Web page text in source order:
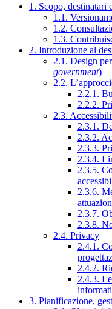
1. Scopo, destinatari
1.1.
1.2.
1.3.
2. Introduzione al
2.1. Design
government)
2.2.
2.2.1.
2.2.2.
2.3.
2.3.1.
2.3.2.
2.3.3.
2.3.4.
2.3.5.
2.3.6.
2.3.7.
2.3.8.
2.4. Privacy
2.4.1.
2.4.2.
2.4.3.
3. Pianificazione,